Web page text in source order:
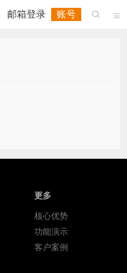

邮箱登录 账号 
更多
核心优势
功能演示
客户案例